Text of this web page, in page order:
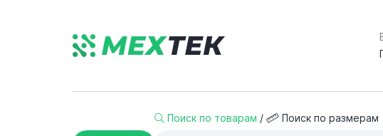
Поиск по товарам / Поиск по размерам